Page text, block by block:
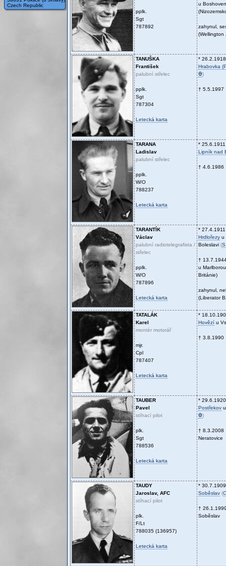
Czech Republic
pplk.
Sgt
787892
u
zahynul,
(Wellington
TANUŠKA
František
palubní střelec
pplk.
Sgt
787304
Letecká karta
* 26.2.1918
Hrabovka
Ꚛ)
† 5.5.1997
TARANA
Ladislav
palubní střelec
pplk.
W/O
788237
Letecká karta
* 25.6.1911
Lipník nad
† 4.6.1986
TARANTÍK
Václav
palubní radiotelegrafista /
střelec
pplk.
W/O
787896
Letecká karta
* 27.4.1911
Hrdlořezy u
Boleslavi (S
†
u
Británie)
zahynul,
(Liberator
TATALÁK
Karel
montér motorář
mjr.
Cpl
787407
Letecká karta
*
Hovězí u
† 3.8.1990
TAUBER
Pavel
stíhací pilot
plk.
Sgt
788536
Letecká karta
* 29.6.1920
Postřekov
Ꚛ)
† 8.3.2008
Neratovice
TAUDY
Jaroslav, AFC
stíhací pilot
plk.
F/Lt
788035 (136957)
Letecká karta
* 30.7.1909
Soběslav (C
†
Soběslav